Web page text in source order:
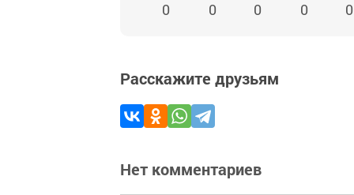
0 0 0 0 0
Расскажите друзьям
Нет комментариев